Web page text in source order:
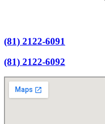
(81) 2122-6091
(81) 2122-6092